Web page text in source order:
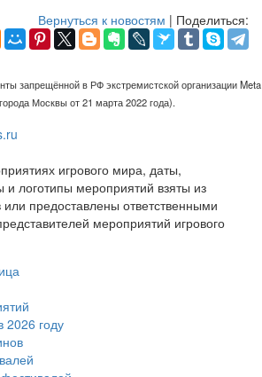
Вернуться к новостям | Поделиться:
запрещённой в РФ экстремистской организации Meta
Москвы от 21 марта 2022 года).
игрового мира, даты,
и логотипы мероприятий взяты из
или предоставлены ответственными
мероприятий игрового
2026 году